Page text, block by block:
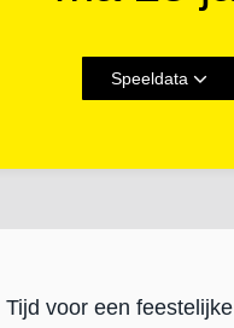
Speeldata
voor een